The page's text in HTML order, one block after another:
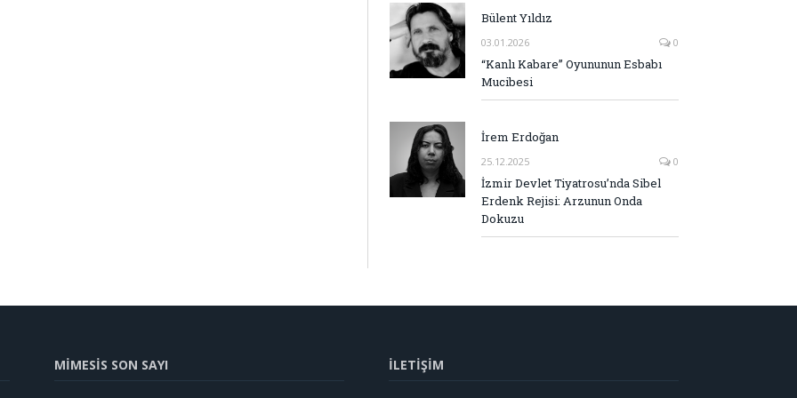
Bülent Yıldız
03.01.2026 0
“Kanlı Kabare” Oyununun Esbabı
Mucibesi
İrem Erdoğan
25.12.2025 0
İzmir Devlet Tiyatrosu’nda Sibel
Erdenk Rejisi: Arzunun Onda
Dokuzu
MİMESİS SON SAYI İLETİŞİM